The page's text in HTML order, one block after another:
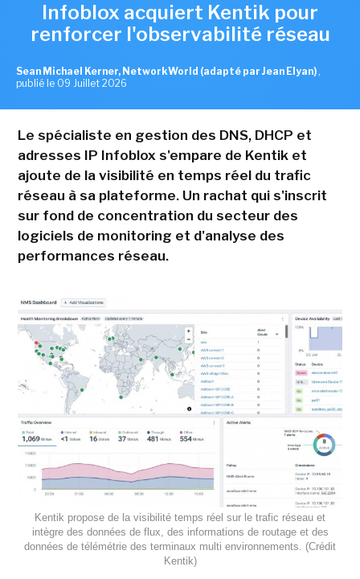
Infoblox acquiert Kentik pour
renforcer l'observabilité réseau
Sean Michael Kerner, NetworkWorld (adapté par Jean Elyan) ,
publié le 09 Juillet 2026
Le spécialiste en gestion des DNS, DHCP et
adresses IP Infoblox s'empare de Kentik et
ajoute de la visibilité en temps réel du trafic
réseau à sa plateforme. Un rachat qui s'inscrit
sur fond de concentration du secteur des
logiciels de monitoring et d'analyse des
performances réseau.
Kentik propose de la visibilité temps réel sur le trafic réseau et
intègre des données de flux, des informations de routage et des
données de télémétrie des terminaux multi environnements. (Crédit
Kentik)